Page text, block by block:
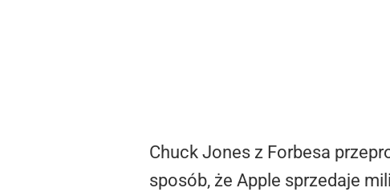
Chuck Jones z Forbesa
sposób, że Apple sprzedaje